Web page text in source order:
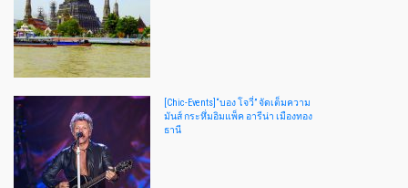
[Chic-Events]“บอง โจวี่” จัดเต็มความ
มันส์ กระหึ่มอิมแพ็ค อารีน่า เมืองทอง
ธานี